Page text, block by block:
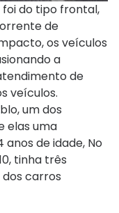
foi do tipo frontal,
de
os veículos
a
de
veículos.
um dos
elas uma
de idade, No
tinha três
carros